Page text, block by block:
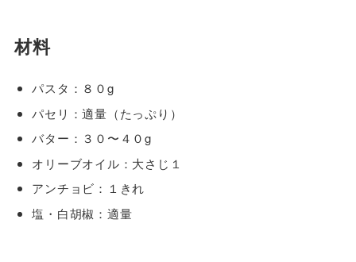
材料
パスタ：８０g
パセリ：適量（たっぷり）
バター：３０〜４０g
オリーブオイル：大さじ１
アンチョビ：１きれ
塩・白胡椒：適量